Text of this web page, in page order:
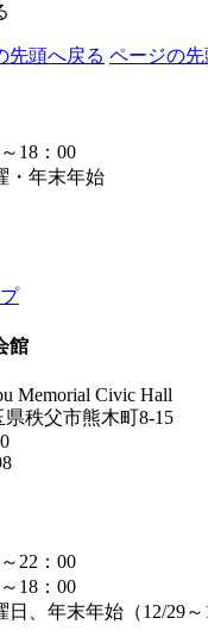
先頭へ戻る ページの先
18：00
年末年始
館
Memorial Civic Hall
秩父市熊木町8-15
22：00
18：00
、年末年始（12/29～